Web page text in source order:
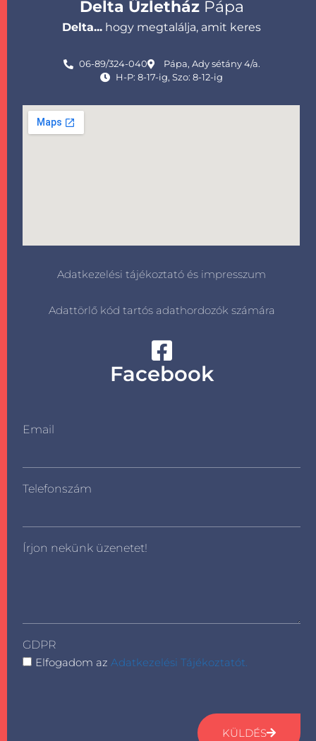
Delta ÜzletházPápa
Delta... hogy megtalálja, amit keres
06-89/324-040
Pápa, Ady sétány 4/a.
H-P: 8-17-ig, Szo: 8-12-ig
Adatkezelési tájékoztató és impresszum
Adattörlő kód tartós adathordozók számára
Facebook
Email
Telefonszám
Írjon nekünk üzenetet!
GDPR
Elfogadom azAdatkezelési Tájékoztatót.
KÜLDÉS